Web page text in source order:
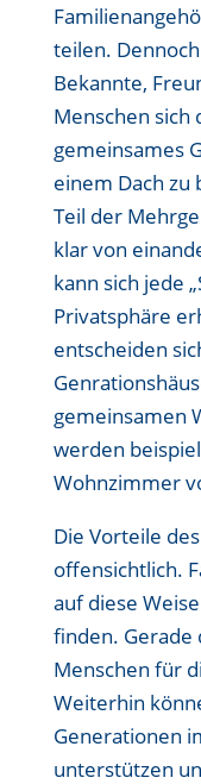
teilen.
Bekannte,
Menschen sich
gemeinsames
einem Dach zu
Teil der
klar von
kann sich jede
Privatsphäre
entscheiden
gemeinsamen
werden
Wohnzimmer
Die Vorteile
offensichtlich.
auf diese
finden. Gerade
Menschen für
Weiterhin
Generationen
unterstützen